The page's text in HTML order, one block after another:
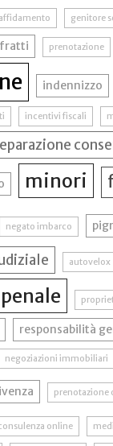
affidamento genitore
prenotazione
indennizzo
incentivi fiscali
minori
negato imbarco
autovelox
responsabilità
negoziazioni immobiliari
prenotazione
online